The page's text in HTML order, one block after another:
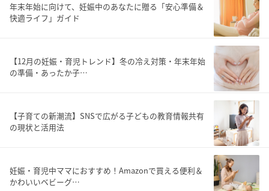
年末年始に向けて、妊娠中のあなたに贈る「安心準備＆
快適ライフ」ガイド
【12月の妊娠・育児トレンド】冬の冷え対策・年末年始
の準備・あったか子…
【子育ての新潮流】SNSで広がる子どもの教育情報共有
の現状と活用法
妊娠・育児中ママにおすすめ！Amazonで買える便利＆
かわいいベビーグ…